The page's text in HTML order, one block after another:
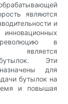
являются
и
в
является
Эти
для
бутылок на
и повышая